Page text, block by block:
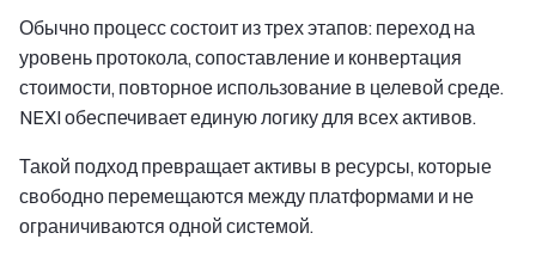
Обычно процесс состоит из трех этапов: переход на
уровень протокола, сопоставление и конвертация
стоимости, повторное использование в целевой среде.
NEXI обеспечивает единую логику для всех активов.
Такой подход превращает активы в ресурсы, которые
свободно перемещаются между платформами и не
ограничиваются одной системой.